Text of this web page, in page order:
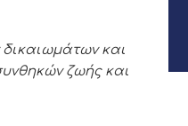
και
ζωής και